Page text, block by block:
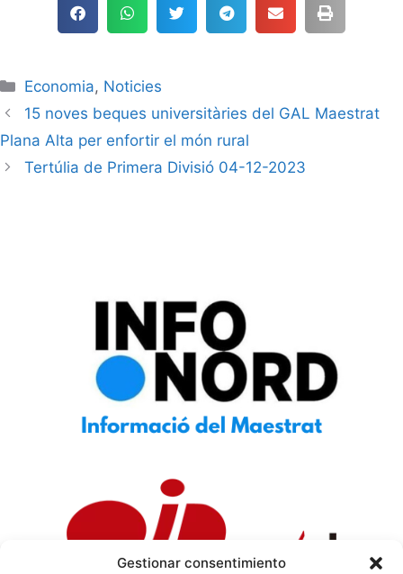
Gestionar consentimiento
Economia, Noticies
15 noves beques universitàries del GAL Maestrat
Plana Alta per enfortir el món rural
Tertúlia de Primera Divisió 04-12-2023